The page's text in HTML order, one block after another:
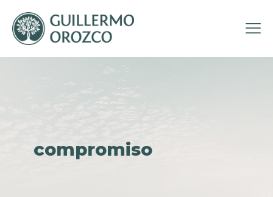
compromiso